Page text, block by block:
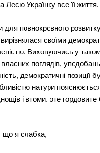
Лесю Українку все її життя.
для повнокровного
своїми
Виховуючись у
поглядів,
демократичні
натури
і втоми, оте
що я слабка,